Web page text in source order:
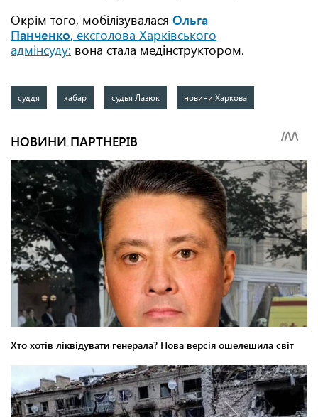
Окрім того, мобілізувалася Ольга
Панченко, ексголова Харківського
адмінсуду: вона стала медінструктором.
суддя хабар судья Лазюк новини Харкова